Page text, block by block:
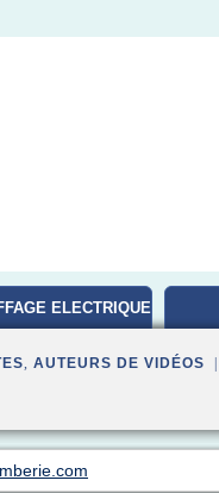
ELECTRIQUE
, AUTEURS DE VIDÉOS